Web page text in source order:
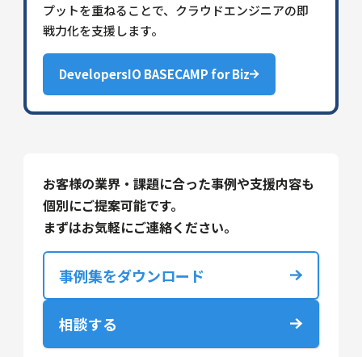
プットを重ねることで、クラウドエンジニアの即
戦力化を支援します。
DevelopersIO BASECAMP for Biz
お客様の業界・課題に合った事例や支援内容も
個別にご提案可能です。
まずはお気軽にご連絡ください。
事例集をダウンロード
相談する